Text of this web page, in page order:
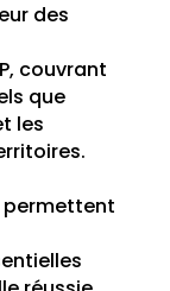
des
couvrant
que
les